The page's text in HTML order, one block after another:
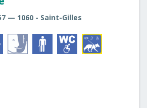
— 1060 - Saint-Gilles